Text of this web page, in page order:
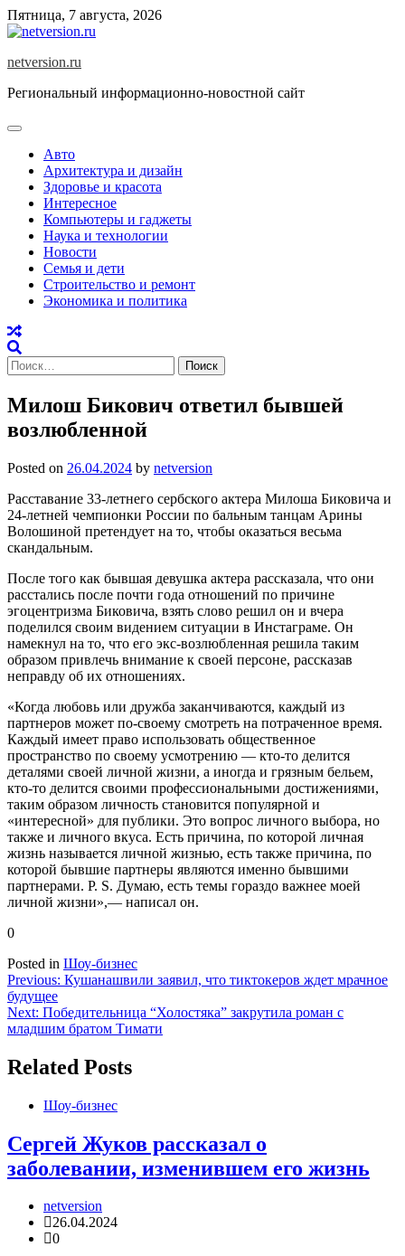
Skip
to
Пятница, 7 августа, 2026
netversion.ru
Региональный информационно-новостной сайт
Авто
Архитектура и дизайн
Здоровье и красота
Интересное
Компьютеры и гаджеты
Наука и технологии
Новости
Семья и дети
Строительство и ремонт
Экономика и политика
Найти:
Милош Бикович ответил бывшей
возлюбленной
Posted on 26.04.2024 by netversion
Расставание 33-летнего сербского актера Милоша Биковича и
24-летней чемпионки России по бальным танцам Арины
Волошиной претендует на то, чтобы оказаться весьма
скандальным.
После того как бывшая девушка актера рассказала, что они
расстались после почти года отношений по причине
эгоцентризма Биковича, взять слово решил он и вчера
поделился своим видением ситуации в Инстаграме. Он
намекнул на то, что его экс-возлюбленная решила таким
образом привлечь внимание к своей персоне, рассказав
неправду об их отношениях.
«Когда любовь или дружба заканчиваются, каждый из
партнеров может по-своему смотреть на потраченное время.
Каждый имеет право использовать общественное
пространство по своему усмотрению — кто-то делится
деталями своей личной жизни, а иногда и грязным бельем,
кто-то делится своими профессиональными достижениями,
таким образом личность становится популярной и
«интересной» для публики. Это вопрос личного выбора, но
также и личного вкуса. Есть причина, по которой личная
жизнь называется личной жизнью, есть также причина, по
которой бывшие партнеры являются именно бывшими
партнерами. P. S. Думаю, есть темы гораздо важнее моей
личной жизни»,— написал он.
0
Posted in Шоу-бизнес
Навигация
по
записям
Previous: Кушанашвили заявил, что тиктокеров ждет мрачное
будущее
Next: Победительница “Холостяка” закрутила роман с
младшим братом Тимати
Related Posts
Шоу-бизнес
Сергей Жуков рассказал о
заболевании, изменившем его жизнь
netversion
26.04.2024
0